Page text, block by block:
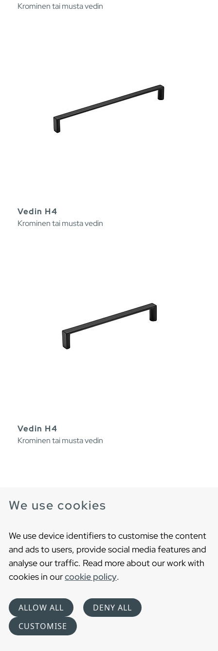
We use cookies
We use device identifiers to customise the content
and ads to users, provide social media features and
analyse our traffic. Read more about our work with
cookies in ourcookie policy.
ALLOW ALL
DENY ALL
CUSTOMISE
Krominen tai musta vedin
Vedin H4
Krominen tai musta vedin
Vedin H4
Krominen tai musta vedin